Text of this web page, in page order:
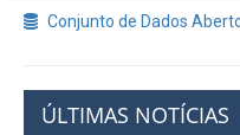
Web Service